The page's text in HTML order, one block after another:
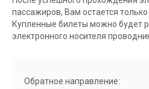
пассажиров, Вам остается
Купленные билеты можно будет
электронного носителя
Обратное направление: